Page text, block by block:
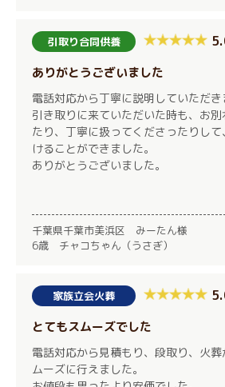
引取り合同供養
ありがとうございました
電話対応から丁寧に説明していただき
引き取りに来ていただいた時も、お
たり、丁寧に扱ってくださったりし
けることができました。
ありがとうございました。
千葉県千葉市美浜区 みーたん様
6歳 チャコちゃん（うさぎ）
家族立会火葬
とてもスムーズでした
電話対応から見積もり、段取り、火
ムーズに行えました。